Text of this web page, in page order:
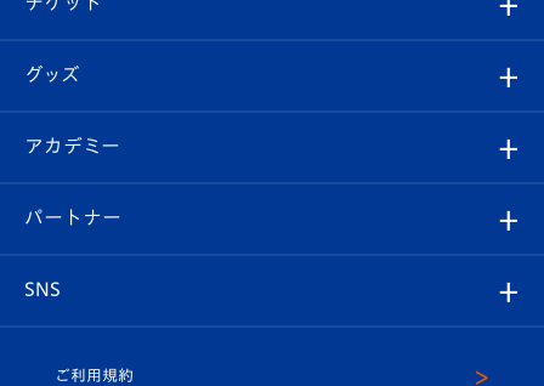
チケット
イベント
メディア
ホームタウン
エンブレム紹介
スタッフプロフィール
マスコット紹介
はじめての観戦ガイド
Revive Team
ヴィヴィくんの長崎おもてなしガイド
フォトギャラリー
スタジアムグルメ
チケット
V-LOVERS（ファンクラブ）
プレイヤーズスイート
グッズ
オンラインショップ
店舗情報
アカデミー
育成からのお知らせ
U-18
パートナー
SNS
ご利用規約